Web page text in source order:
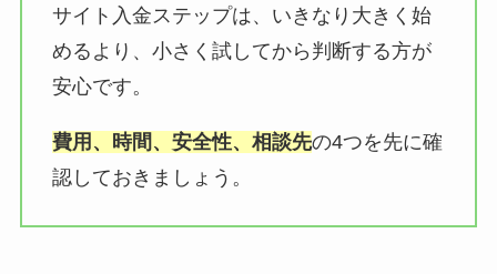
サイト入金ステップは、いきなり大きく始
めるより、小さく試してから判断する方が
安心です。
費用、時間、安全性、相談先の4つを先に確
認しておきましょう。